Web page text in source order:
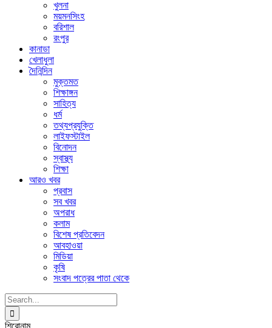
খুলনা
ময়মনসিংহ
বরিশাল
রংপুর
কানাডা
খেলাধুলা
দৈনিন্দিন
মুক্তমত
শিক্ষাঙ্গন
সাহিত্য
ধর্ম
তথ্যপ্রযুক্তি
লাইফস্টাইল
বিনোদন
স্বাস্থ্য
শিক্ষা
আরও খবর
প্রবাস
সব খবর
অপরাধ
কলাম
বিশেষ প্রতিবেদন
আবহাওয়া
মিডিয়া
কৃষি
সংবাদ পত্রের পাতা থেকে
Search
for:
শিরোনাম